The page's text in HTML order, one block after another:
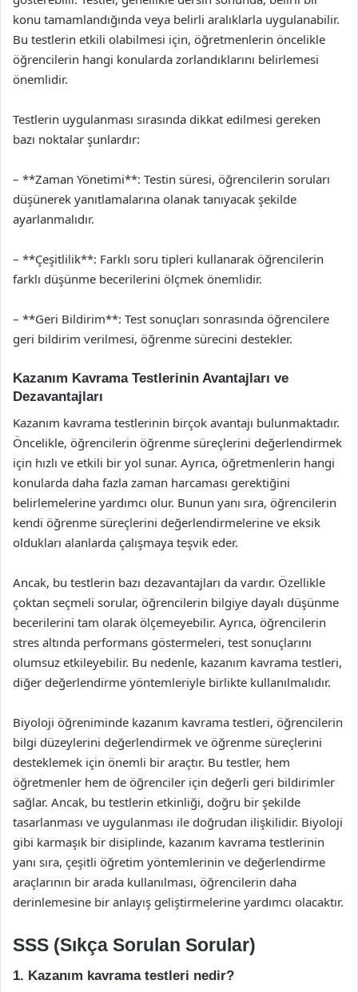
konu tamamlandığında veya belirli aralıklarla uygulanabilir.
Bu testlerin etkili olabilmesi için, öğretmenlerin öncelikle
öğrencilerin hangi konularda zorlandıklarını belirlemesi
önemlidir.
Testlerin uygulanması sırasında dikkat edilmesi gereken
bazı noktalar şunlardır:
– **Zaman Yönetimi**: Testin süresi, öğrencilerin soruları
düşünerek yanıtlamalarına olanak tanıyacak şekilde
ayarlanmalıdır.
– **Çeşitlilik**: Farklı soru tipleri kullanarak öğrencilerin
farklı düşünme becerilerini ölçmek önemlidir.
– **Geri Bildirim**: Test sonuçları sonrasında öğrencilere
geri bildirim verilmesi, öğrenme sürecini destekler.
Kazanım Kavrama Testlerinin Avantajları ve
Dezavantajları
Kazanım kavrama testlerinin birçok avantajı bulunmaktadır.
Öncelikle, öğrencilerin öğrenme süreçlerini değerlendirmek
için hızlı ve etkili bir yol sunar. Ayrıca, öğretmenlerin hangi
konularda daha fazla zaman harcaması gerektiğini
belirlemelerine yardımcı olur. Bunun yanı sıra, öğrencilerin
kendi öğrenme süreçlerini değerlendirmelerine ve eksik
oldukları alanlarda çalışmaya teşvik eder.
Ancak, bu testlerin bazı dezavantajları da vardır. Özellikle
çoktan seçmeli sorular, öğrencilerin bilgiye dayalı düşünme
becerilerini tam olarak ölçemeyebilir. Ayrıca, öğrencilerin
stres altında performans göstermeleri, test sonuçlarını
olumsuz etkileyebilir. Bu nedenle, kazanım kavrama testleri,
diğer değerlendirme yöntemleriyle birlikte kullanılmalıdır.
Biyoloji öğreniminde kazanım kavrama testleri, öğrencilerin
bilgi düzeylerini değerlendirmek ve öğrenme süreçlerini
desteklemek için önemli bir araçtır. Bu testler, hem
öğretmenler hem de öğrenciler için değerli geri bildirimler
sağlar. Ancak, bu testlerin etkinliği, doğru bir şekilde
tasarlanması ve uygulanması ile doğrudan ilişkilidir. Biyoloji
gibi karmaşık bir disiplinde, kazanım kavrama testlerinin
yanı sıra, çeşitli öğretim yöntemlerinin ve değerlendirme
araçlarının bir arada kullanılması, öğrencilerin daha
derinlemesine bir anlayış geliştirmelerine yardımcı olacaktır.
SSS (Sıkça Sorulan Sorular)
1. Kazanım kavrama testleri nedir?